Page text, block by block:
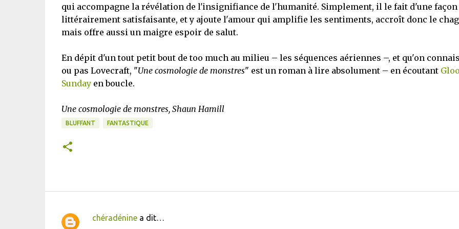
qui accompagne la révélation de l'insignifiance de l'humanité. Simplement, il le fait d'une façon
littérairement satisfaisante, et y ajoute l'amour qui amplifie les sentiments, accroît donc le
mais offre aussi un maigre espoir de salut.
En dépit d'un tout petit bout de too much au milieu – les séquences aériennes –, et qu'on
ou pas Lovecraft, "Une cosmologie de monstres" est un roman à lire absolument – en écoutant
Sundayen boucle.
Une cosmologie de monstres, Shaun Hamill
BLUFFANT FANTASTIQUE
C
chéradéninea dit…